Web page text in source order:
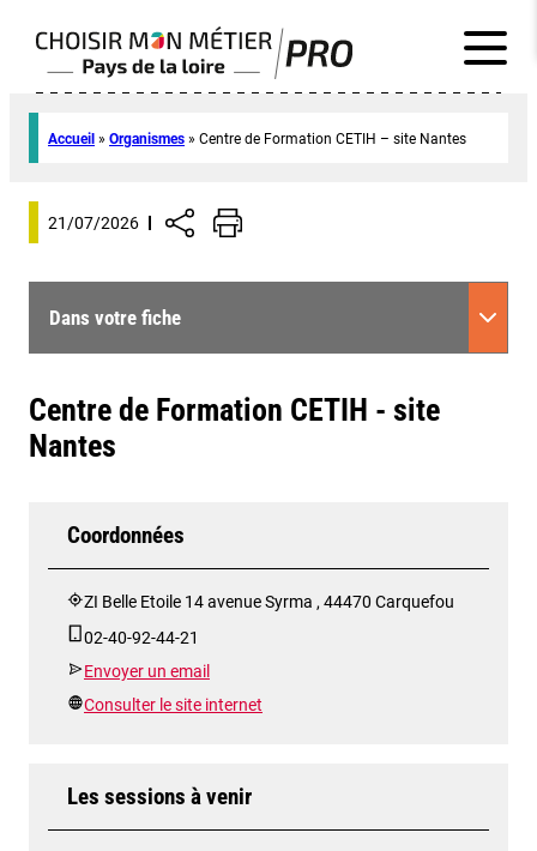
Accueil » Organismes » Centre de Formation CETIH – site Nantes
21/07/2026
Dans votre fiche
Centre de Formation CETIH - site
Nantes
Coordonnées
ZI Belle Etoile 14 avenue Syrma , 44470 Carquefou
02-40-92-44-21
Envoyer un email
Consulter le site internet
Les sessions à venir